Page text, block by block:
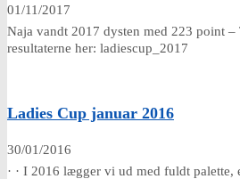
01/11/2017
Naja vandt 2017 dysten med 223 point
resultaterne her: ladiescup_2017
Ladies Cup januar 2016
30/01/2016
· · I 2016 lægger vi ud med fuldt palette,